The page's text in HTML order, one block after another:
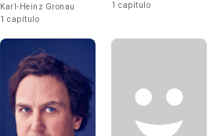
Karl-Heinz Gronau
1 capítulo
1 capítulo